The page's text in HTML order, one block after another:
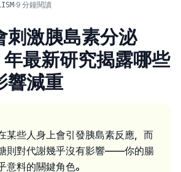
·9 分鐘閱讀
刺激胰島素分泌
最新研究揭露哪些
響減重
某些人身上會引發胰島素反應，而
則對代謝幾乎沒有影響——你的腸
料的關鍵角色。